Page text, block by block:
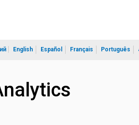
English Español Français Português